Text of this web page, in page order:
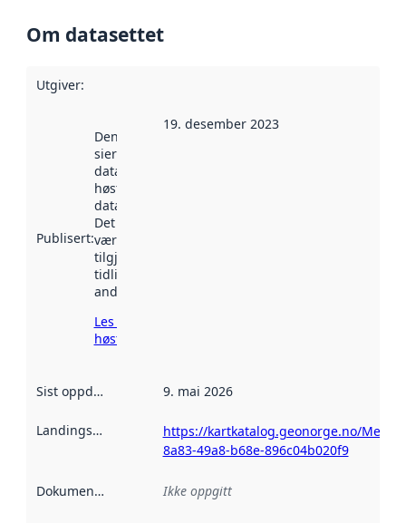
Om datasettet
Utgiver:
Publisert:
Denne datoen
sier når
datasettet ble
høstet av
data.norge.no.
Det kan ha
vært
tilgjengelig
tidligere
andre steder.
Les mer om
høsting her
19. desember 2023
Sist oppdatert 9. mai 2026
Landingsside
https://kartkatalog.geonorge.no/
8a83-49a8-b68e-896c04b020f9
Dokumentasjon Ikke oppgitt